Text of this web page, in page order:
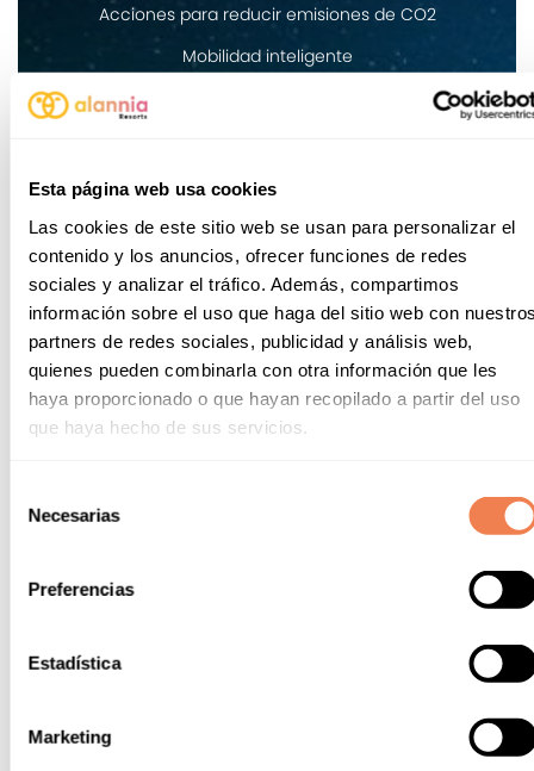
Esta página web usa cookies
Las cookies de este sitio web se usan para personalizar el
contenido y los anuncios, ofrecer funciones de redes
sociales y analizar el tráfico. Además, compartimos
información sobre el uso que haga del sitio web con
partners de redes sociales, publicidad y análisis web,
quienes pueden combinarla con otra información que les
haya proporcionado o que hayan recopilado a partir del uso
que haya hecho de sus servicios.
Necesarias
Preferencias
Estadística
Marketing
Acciones para reducir emisiones de CO2
Mobilidad inteligente
Acciones de compensación de emisiones (plantación)